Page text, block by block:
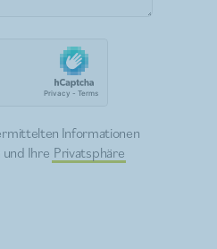
Informationen
Ihre Privatsphäre